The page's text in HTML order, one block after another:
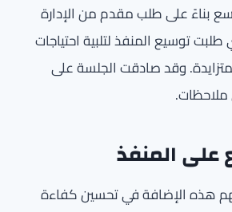
بناءً على طلب مقدم من الإدارة
طلبت توسيع المنفذ لتلبية احتياجات
وقد صادقت الجلسة على
ملاحظات.
على المنفذ
هذه الإضافة في تحسين كفاءة